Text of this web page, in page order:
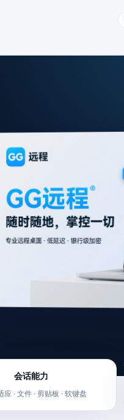
会话能力
应 · 文件 · 剪贴板 · 软键盘